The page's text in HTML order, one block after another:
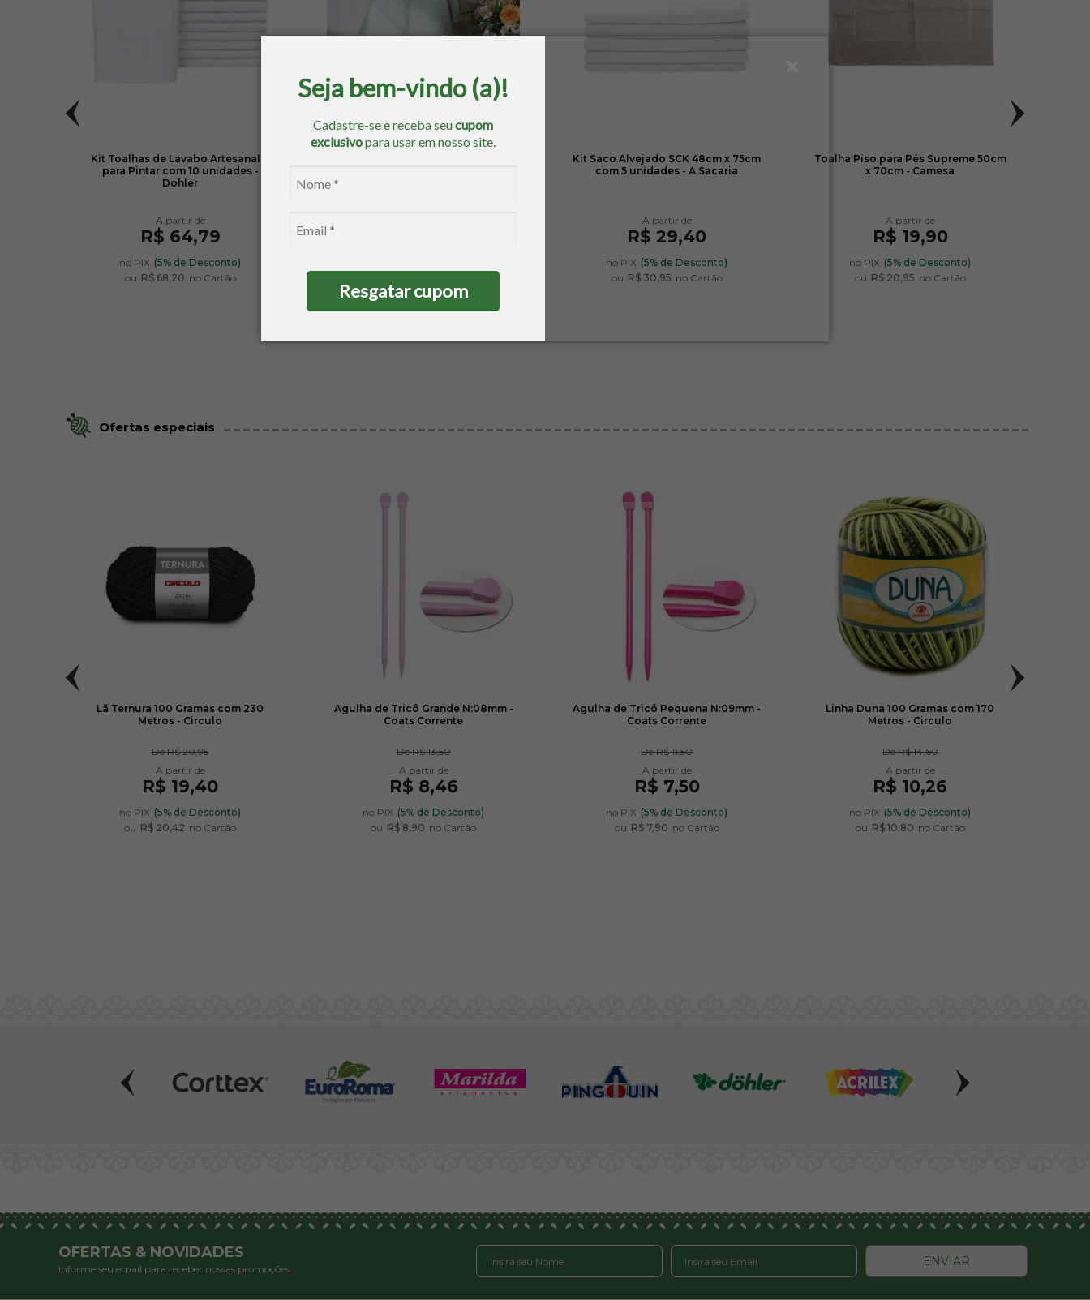
Seja bem-vindo (a)!
Cadastre-se e receba seucupom
exclusivopara usar em nosso site.
Resgatar cupom
Kit Toalhas de Lavabo Artesanalle
para Pintar com 10 unidades -
Dohler
R$ 64,79
no PIX (5% de Desconto)
ou R$ 68,20 no Cartão
5% OFF
Kit Saco Alvejado SCK 48cm x 75cm
com 5 unidades - A Sacaria
R$ 29,40
no PIX (5% de Desconto)
ou R$ 30,95 no Cartão
Toalha Piso para Pés Supreme 50cm
x 70cm - Camesa
R$ 19,90
no PIX (5% de Desconto)
ou R$ 20,95 no Cartão
Ofertas especiais
Lã Ternura 100 Gramas com 230
Metros - Circulo
DeR$ 20,95
R$ 19,40
no PIX (5% de Desconto)
ou R$ 20,42 no Cartão
Agulha de Tricô Grande N:08mm -
Coats Corrente
DeR$ 13,50
R$ 8,46
no PIX (5% de Desconto)
ou R$ 8,90 no Cartão
Agulha de Tricô Pequena N:09mm -
Coats Corrente
DeR$ 11,50
R$ 7,50
no PIX (5% de Desconto)
ou R$ 7,90 no Cartão
Linha Duna 100 Gramas com 170
Metros - Circulo
DeR$ 14,60
R$ 10,26
no PIX (5% de Desconto)
ou R$ 10,80 no Cartão
OFERTAS & NOVIDADES
Informe seu email para receber nossas promoções:
ENVIAR